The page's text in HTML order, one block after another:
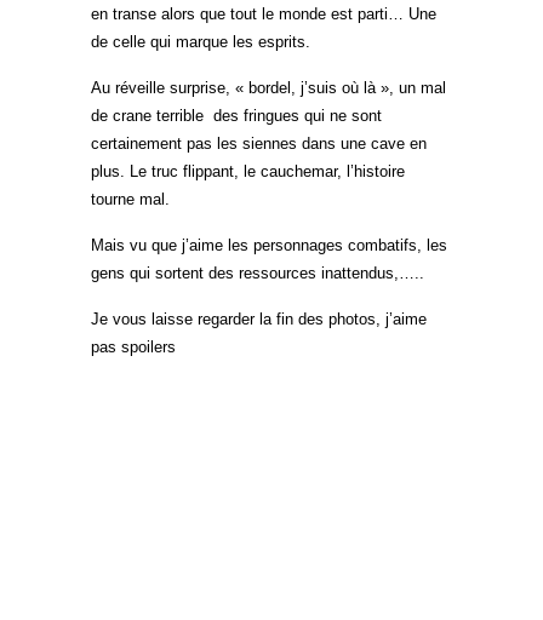
en transe alors que tout le monde est parti… Une
de celle qui marque les esprits.
Au réveille surprise, « bordel, j’suis où là », un mal
de crane terrible des fringues qui ne sont
certainement pas les siennes dans une cave en
plus. Le truc flippant, le cauchemar, l’histoire
tourne mal.
Mais vu que j’aime les personnages combatifs, les
gens qui sortent des ressources inattendus,…..
Je vous laisse regarder la fin des photos, j’aime
pas spoilers